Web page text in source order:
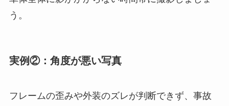
う。
実例②：角度が悪い写真
フレームの歪みや外装のズレが判断できず、事故